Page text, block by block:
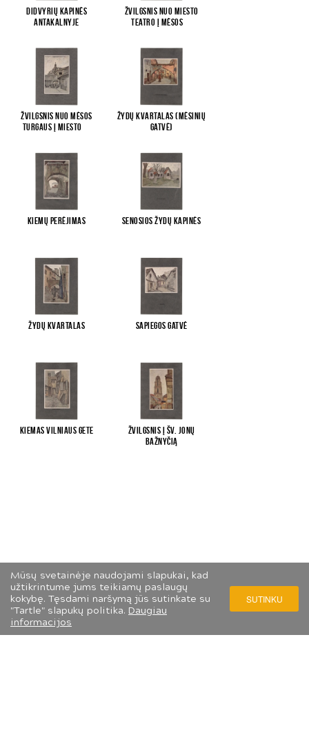
Mūsų svetainėje naudojami slapukai, kad
užtikrintume jums teikiamų paslaugų
kokybę. Tęsdami naršymą jūs sutinkate su
"Tartle" slapukų politika. Daugiau
informacijos
SUTINKU
Didvyrių kapinės
Antakalnyje
Žvilgsnis nuo Miesto
teatro į Mėsos
Žvilgsnis nuo Mėsos
turgaus į Miesto
Žydų kvartalas (Mėsinių
gatvė)
Kiemų perėjimas Senosios žydų kapinės
Žydų kvartalas Sapiegos gatvė
Kiemas Vilniaus gete
Žvilgsnis į Šv. Jonų
bažnyčią